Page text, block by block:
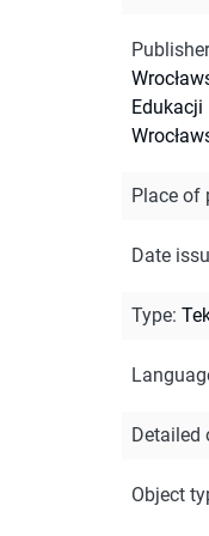
Publisher
Edukacji
Place of
Date
Type:
Detailed
Object